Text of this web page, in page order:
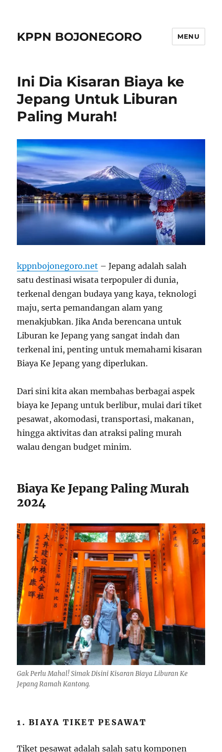
KPPN BOJONEGORO MENU
Ini Dia Kisaran Biaya ke
Jepang Untuk Liburan
Paling Murah!
kppnbojonegoro.net – Jepang adalah salah
satu destinasi wisata terpopuler di dunia,
terkenal dengan budaya yang kaya, teknologi
maju, serta pemandangan alam yang
menakjubkan. Jika Anda berencana untuk
Liburan ke Jepang yang sangat indah dan
terkenal ini, penting untuk memahami kisaran
Biaya Ke Jepang yang diperlukan.
Dari sini kita akan membahas berbagai aspek
biaya ke Jepang untuk berlibur, mulai dari tiket
pesawat, akomodasi, transportasi, makanan,
hingga aktivitas dan atraksi paling murah
walau dengan budget minim.
Biaya Ke Jepang Paling Murah
2024
Gak Perlu Mahal! Simak Disini Kisaran Biaya Liburan Ke
Jepang Ramah Kantong.
1. BIAYA TIKET PESAWAT
Tiket pesawat adalah salah satu komponen